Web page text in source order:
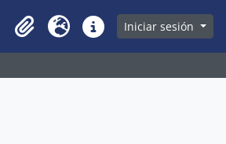
Clipboard
Idioma Enlaces rápidos
Iniciar sesión